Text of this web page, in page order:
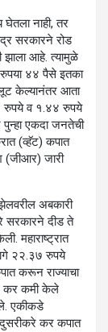
घेतला नाही, तर
सरकारने रोड
आहे. त्यामुळे
४४ पैसे इतका
केल्यानंतर आता
रुपये व १.४४ रुपये
एकदा जनतेची
(व्हॅट) कपात
(जीआर) जारी
अबकारी
सरकारने दीड ते
महाराष्ट्रात
२२.३७ रुपये
करून राज्याचा
कर कमी केले
एकीकडे
दुसरीकरे कर कपात